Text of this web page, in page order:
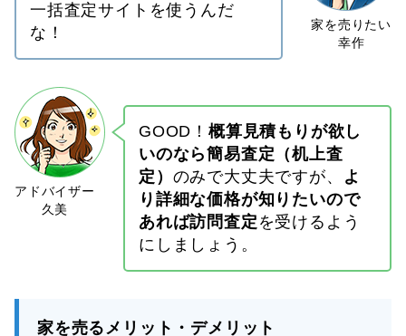
一括査定サイトを使うんだ
な！
GOOD！ 概算見積もりが欲し
いのなら簡易査定（机上査
定） のみで大丈夫ですが、
よ
り詳細な価格が知りたいので
あれば訪問査定 を受けるよう
にしましょう。
家を売るメリット・デメリット